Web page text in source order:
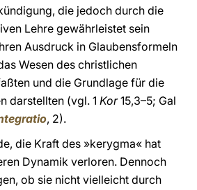
die jedoch durch die
Lehre gewährleistet sein
Ausdruck in Glaubensformeln
Wesen des christlichen
und die Grundlage für die
darstellten (vgl. 1 Kor15,3–5; Gal
, 2).
die Kraft des »kerygma« hat
Dynamik verloren. Dennoch
ob sie nicht vielleicht durch